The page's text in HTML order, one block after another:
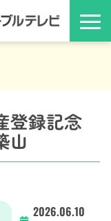
登録記念
山
2026.06.10